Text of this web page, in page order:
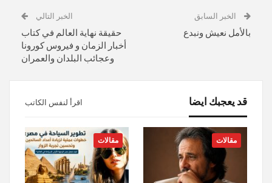
الخبر السابق
بالأمل نعيش ونبدع
الخبر التالي
حقيقة نهاية العالم في كتاب
أخبار الزمان و فيروس كورونا
وعجائب البلدان والعمران
قد يعجبك ايضا اقرأ لنفس الكاتب
مقالات مقالات